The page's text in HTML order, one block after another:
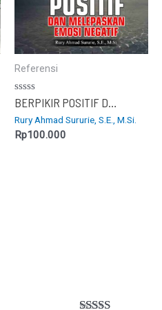
Referensi
Dinilai
0
dari
5
BERPIKIR POSITIF DAN MELEPASKAN EMOSI NEGATIF
Rury Ahmad Sururie, S.E., M.Si.
Rp100.000